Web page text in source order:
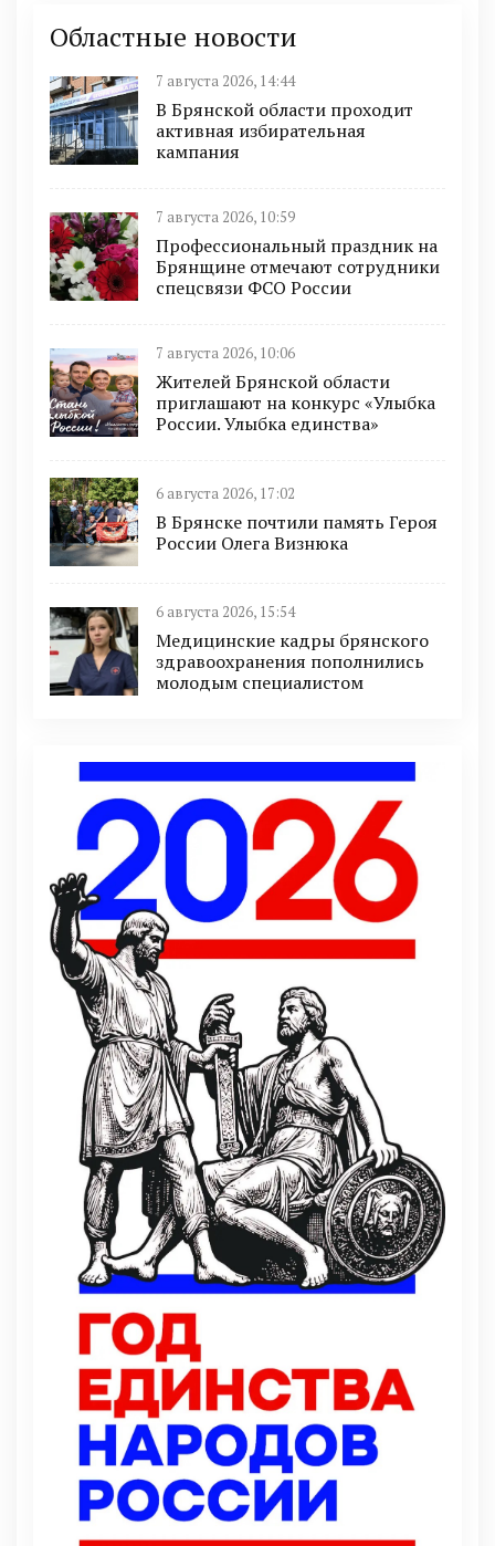
Областные новости
7 августа 2026, 14:44
В Брянской области проходит
активная избирательная
кампания
7 августа 2026, 10:59
Профессиональный праздник на
Брянщине отмечают сотрудники
спецсвязи ФСО России
7 августа 2026, 10:06
Жителей Брянской области
приглашают на конкурс «Улыбка
России. Улыбка единства»
6 августа 2026, 17:02
В Брянске почтили память Героя
России Олега Визнюка
6 августа 2026, 15:54
Медицинские кадры брянского
здравоохранения пополнились
молодым специалистом